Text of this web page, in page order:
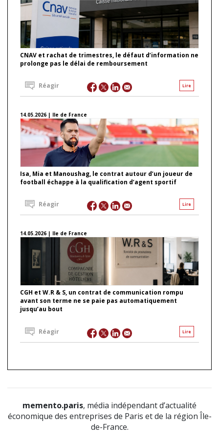
CNAV et rachat de trimestres, le défaut d’information ne
prolonge pas le délai de remboursement
Lire
Réagir
14.05.2026 | Ile de France
Isa, Mia et Manoushag, le contrat autour d’un joueur de
football échappe à la qualification d’agent sportif
Lire
Réagir
14.05.2026 | Ile de France
CGH et W.R & S, un contrat de communication rompu
avant son terme ne se paie pas automatiquement
jusqu’au bout
Lire
Réagir
memento.paris, média indépendant d’actualité
économique des entreprises de Paris et de la région Île-
de-France.